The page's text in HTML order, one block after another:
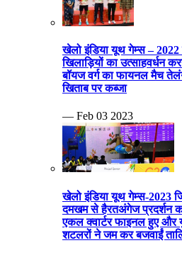
खेलो इंडिया यूथ गेम्स –
खिलाड़ियों का उत्साहवर्धन
बॉयज वर्ग का फायनल मैच
खिताब पर कब्जा
— Feb 03 2023
खेलो इंडिया यूथ गेम्स-2023
दमखम से हैरतअंगेज प्रदर्शन
एकल क्वार्टर फाइनल हुए और
शटलरों ने जम कर बजवाईं